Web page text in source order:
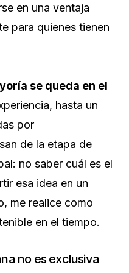
en una ventaja
para quienes tienen
se queda en el
hasta un
por
de la etapa de
no saber cuál es el
esa idea en un
me realice como
en el tiempo.
no es exclusiva